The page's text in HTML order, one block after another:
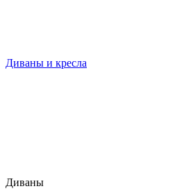
Диваны и кресла
Диваны